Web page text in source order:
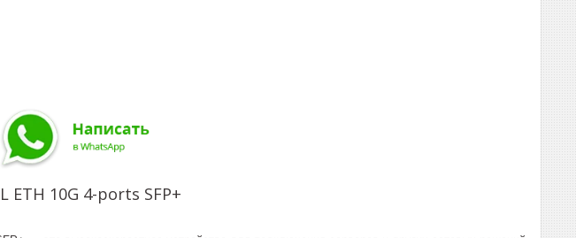
ETH 10G 4-ports SFP+